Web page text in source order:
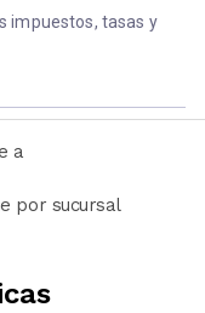
impuestos, tasas y
a
por sucursal